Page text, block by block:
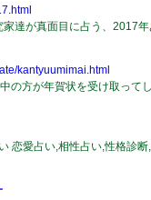
達が真面目に占う、2017年
kantyuumimai.html
の方が年賀状を受け取って
恋愛占い,相性占い,性格診